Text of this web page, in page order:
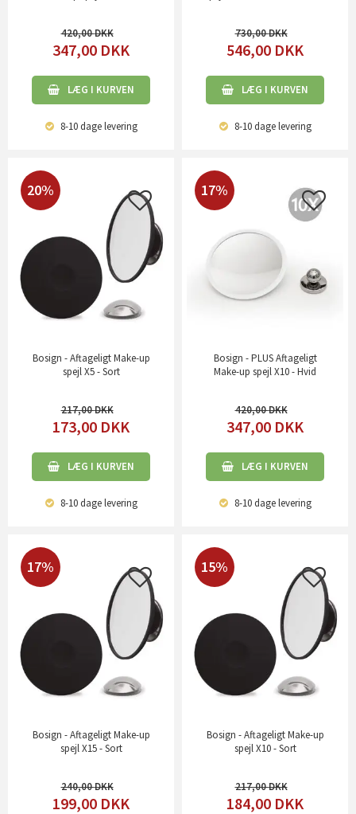
420,00
347,00 DKK
LÆG I KURVEN
8-10 dagelevering
730,00
546,00 DKK
LÆG I KURVEN
8-10 dagelevering
20%
Bosign - Aftageligt Make-up
spejl X5 - Sort
217,00
173,00 DKK
LÆG I KURVEN
8-10 dagelevering
17%
Bosign - PLUS Aftageligt
Make-up spejl X10 - Hvid
420,00
347,00 DKK
LÆG I KURVEN
8-10 dagelevering
17%
Bosign - Aftageligt Make-up
spejl X15 - Sort
240,00
199,00 DKK
15%
Bosign - Aftageligt Make-up
spejl X10 - Sort
217,00
184,00 DKK